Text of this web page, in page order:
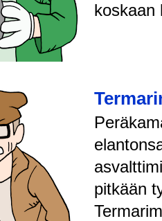
koskaan
pitkään